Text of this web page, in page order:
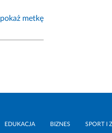
pokaż metkę
EDUKACJA BIZNES SPORT I